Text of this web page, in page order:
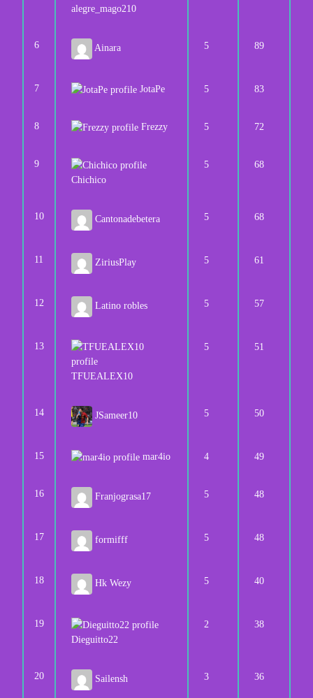
alegre_mago210
6 Ainara 5 89
7 JotaPe 5 83
8 Frezzy 5 72
9
Chichico
5 68
10 Cantonadebetera 5 68
11 ZiriusPlay 5 61
12 Latino robles 5 57
13
TFUEALEX10
5 51
14 JSameer10 5 50
15 mar4io 4 49
16 Franjograsa17 5 48
17 formifff 5 48
18 Hk Wezy 5 40
19
Dieguitto22
2 38
20 Sailensh 3 36